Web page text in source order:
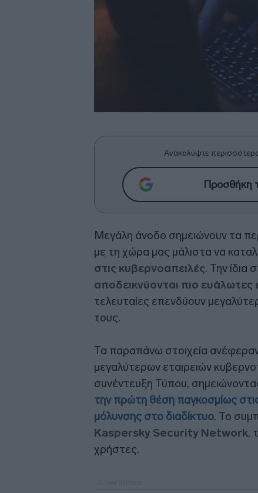
Ανακαλύψτε
Προσθήκη
Μεγάλη άνοδο σημειώνουν τα
με τη χώρα μας μάλιστα να
στις κυβερνοαπειλές. Την ίδια
αποδεικνύονται πιο
τελευταίες επενδύουν
τους.
Τα παραπάνω στοιχεία
μεγαλύτερων εταιρειών
συνέντευξη Τύπου,
την πρώτη θέση παγκοσμίως
μόλυνσης στο διαδίκτυο. Το
Kaspersky Security Network,
χρήστες.